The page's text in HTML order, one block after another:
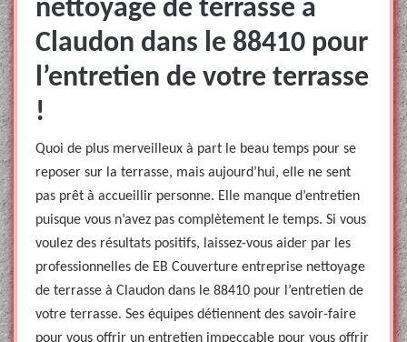
nettoyage de terrasse à
Claudon dans le 88410 pour
l’entretien de votre terrasse
!
Quoi de plus merveilleux à part le beau temps pour se
reposer sur la terrasse, mais aujourd’hui, elle ne sent
pas prêt à accueillir personne. Elle manque d’entretien
puisque vous n’avez pas complètement le temps. Si vous
voulez des résultats positifs, laissez-vous aider par les
professionnelles de EB Couverture entreprise nettoyage
de terrasse à Claudon dans le 88410 pour l’entretien de
votre terrasse. Ses équipes détiennent des savoir-faire
pour vous offrir un entretien impeccable pour vous offrir